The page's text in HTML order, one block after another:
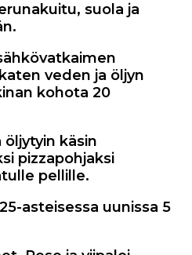
suola ja
veden ja öljyn
kohota 20
käsin
pizzapohjaksi
pellille.
asteisessa uunissa 5